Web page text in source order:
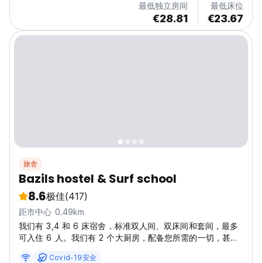
最低独立房间
€28.81
最低床位
€23.67
旅舍
Bazils hostel & Surf school
8.6极佳(417)
距市中心 0.49km
我们有 3,4 和 6 床宿舍，标准双人间、双床间和套间，最多
可入住 6 人。我们有 2 个大厨房，配备您所需的一切，甚至
Covid-19安全